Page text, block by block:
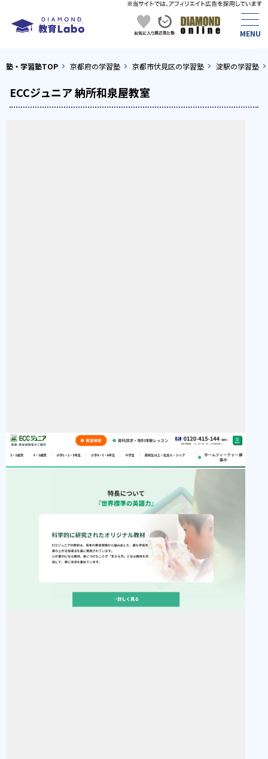
塾・学習塾TOP 京都府の学習塾 京都市伏見区の学習塾 淀駅の学習塾
ECCジュニア 納所和泉屋教室